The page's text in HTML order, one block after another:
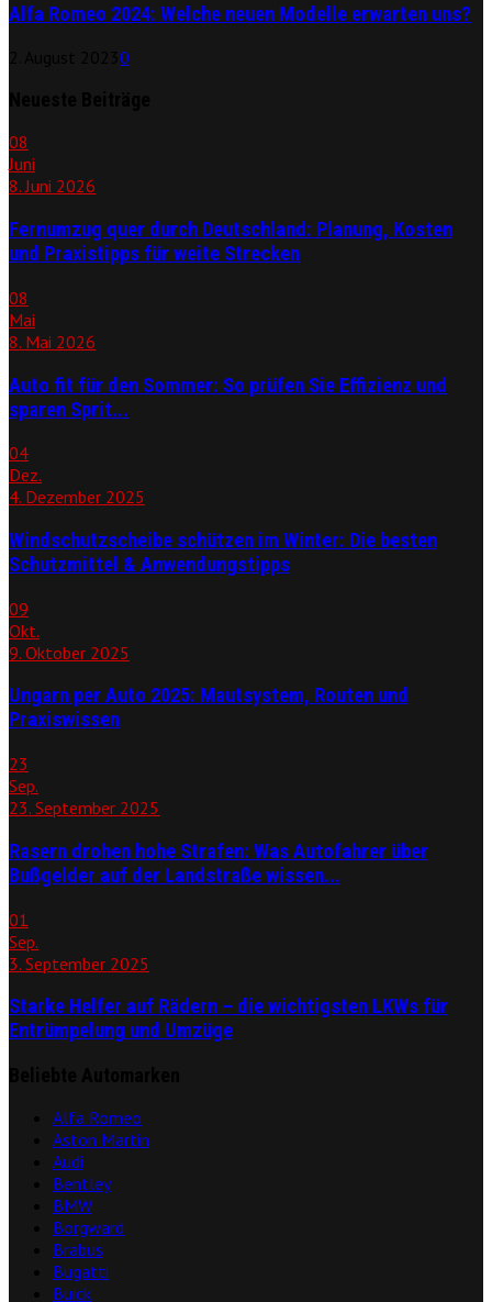
Alfa Romeo 2024: Welche neuen Modelle erwarten uns?
0
08
Juni
8. Juni 2026
Fernumzug quer durch Deutschland: Planung, Kosten
und Praxistipps für weite Strecken
08
Mai
8. Mai 2026
Auto fit für den Sommer: So prüfen Sie Effizienz und
sparen Sprit...
04
Dez.
4. Dezember 2025
Windschutzscheibe schützen im Winter: Die besten
Schutzmittel & Anwendungstipps
09
Okt.
9. Oktober 2025
Ungarn per Auto 2025: Mautsystem, Routen und
Praxiswissen
23
Sep.
23. September 2025
Rasern drohen hohe Strafen: Was Autofahrer über
Bußgelder auf der Landstraße wissen...
01
Sep.
3. September 2025
Starke Helfer auf Rädern – die wichtigsten LKWs für
Entrümpelung und Umzüge
Alfa Romeo
Aston Martin
Audi
Bentley
BMW
Borgward
Brabus
Bugatti
Buick